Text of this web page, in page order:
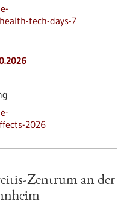
tech-days-7
2026
Zentrum an der